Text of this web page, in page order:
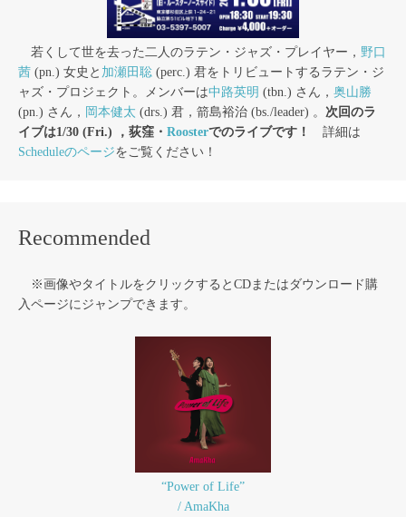
若くして世を去った二人のラテン・ジャズ・プレイヤー， 野口
茜 (pn.) 女史と 加瀬田聡 (perc.) 君をトリビュートするラテン・ジ
ャズ・プロジェクト。メンバーは中路英明 (tbn.) さん， 奥山勝
(pn.) さん， 岡本健太 (drs.) 君，箭島裕治 (bs./leader) 。 次回のラ
イブは1/30 (Fri.) ，荻窪・ Roosterでのライブです！
詳細は
Scheduleのページをご覧ください！
Recommended
※画像やタイトルをクリックするとCDまたはダウンロード購
入ページにジャンプできます。
“Power of Life”
/ AmaKha